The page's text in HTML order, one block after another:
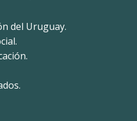
del Uruguay.